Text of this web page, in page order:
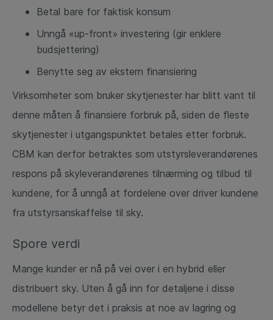
Betal bare for faktisk konsum
Unngå «up-front» investering (gir enklere
budsjettering)
Benytte seg av ekstern finansiering
Virksomheter som bruker skytjenester har blitt vant til
denne måten å finansiere forbruk på, siden de fleste
skytjenester i utgangspunktet betales etter forbruk.
CBM kan derfor betraktes som utstyrsleverandørenes
respons på skyleverandørenes tilnærming og tilbud til
kundene, for å unngå at fordelene over driver kundene
fra utstyrsanskaffelse til sky.
Spore verdi
Mange kunder er nå på vei over i en hybrid eller
distribuert sky. Uten å gå inn for detaljene i disse
modellene betyr det i praksis at noe av lagring og